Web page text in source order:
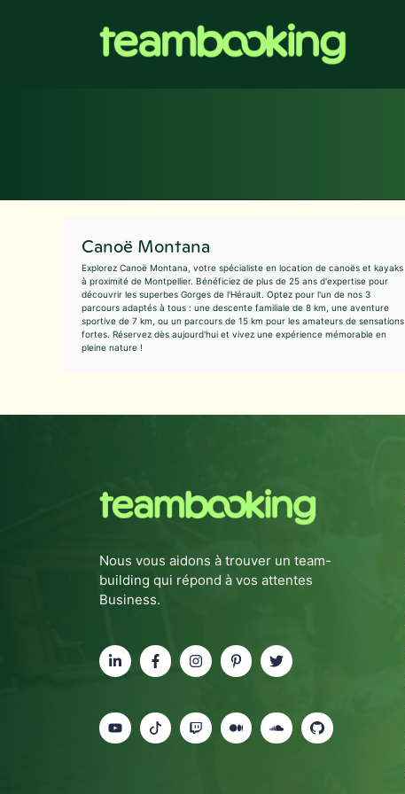
Canoë Montana
Explorez Canoë Montana, votre spécialiste en location de canoës et kayaks
à proximité de Montpellier. Bénéficiez de plus de 25 ans d'expertise pour
découvrir les superbes Gorges de l'Hérault. Optez pour l'un de nos 3
parcours adaptés à tous : une descente familiale de 8 km, une aventure
sportive de 7 km, ou un parcours de 15 km pour les amateurs de sensations
fortes. Réservez dès aujourd'hui et vivez une expérience mémorable en
pleine nature !
Nous vous aidons à trouver un team-
building qui répond à vos attentes
Business.